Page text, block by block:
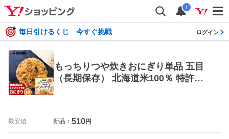
i
毎日引けるくじ 今すぐ挑戦 ログイン
もっちりつや炊きおにぎり単品 五目
（長期保存） 北海道米100％ 特許製
最安値 新品： 510円